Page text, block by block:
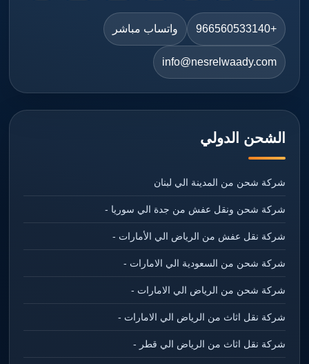
+966560533140 واتساب مباشر
info@nesrelwaady.com
الشحن الدولي
شركة شحن من المدينة الي لبنان
شركة شحن ونقل عفش من جدة الي سوريا -
شركة نقل عفش من الرياض الي الأمارات -
شركة شحن من السعودية الي الامارات -
شركة شحن من الرياض الي الامارات -
شركة نقل اثاث من الرياض الي الامارات -
شركة نقل اثاث من الرياض الي قطر -